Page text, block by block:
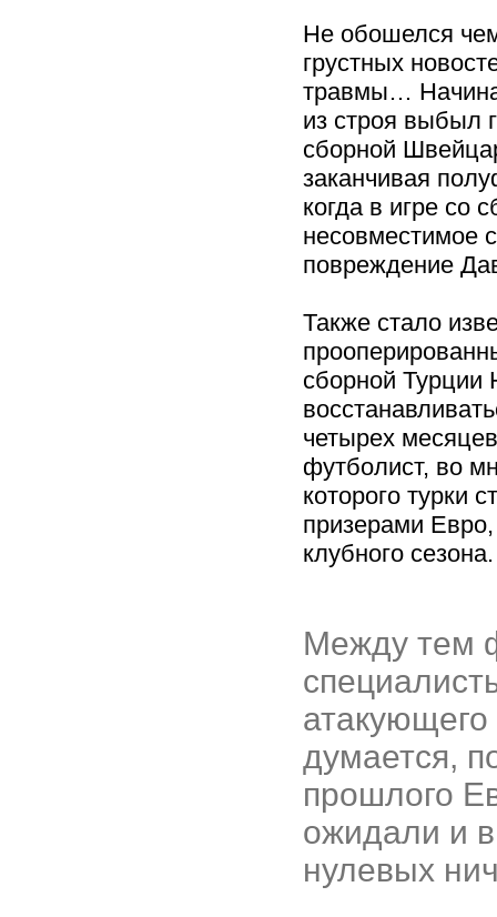
Не обошелся
грустных
травмы…
из строя выбыл
сборной
заканчивая
когда в игре со
несовместимое
повреждение
Также стало
сборной Турции
четырех
футболист, во
которого турки
призерами Евро,
клубного сезона.
Между тем
думается,
прошлого
ожидали и
нулевых